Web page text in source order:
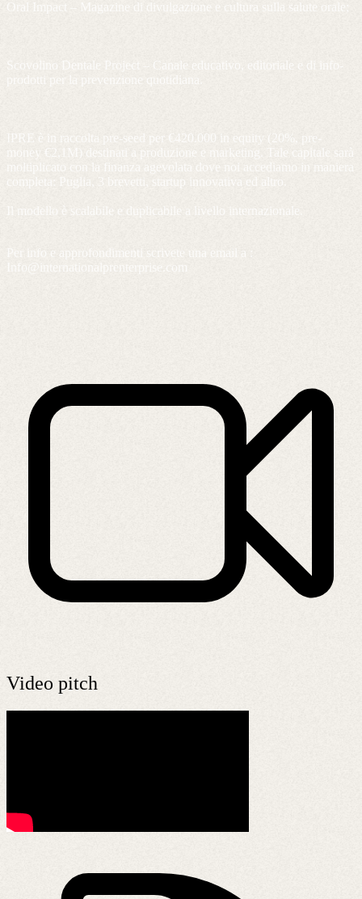
Oral Impact – Magazine di divulgazione e cultura sulla salute orale;
Scovolino Dentale Project – Canale educativo, editoriale e di info-
prodotti per la prevenzione quotidiana.
IPRE è in raccolta pre-seed per €420.000 in equity (20%, pre-
money €2,1M) destinati a produzione e marketing. Tale capitale sarà
moltiplicato con la finanza agevolata dove noi accediamo in maniera
completa: Puglia, 3 brevetti, startup innovativa ed altro.
Il modello è scalabile e duplicabile a livello internazionale.
Per info e approfondimenti scrivete una email a :
Info@internationalprenterprise.com
Video pitch